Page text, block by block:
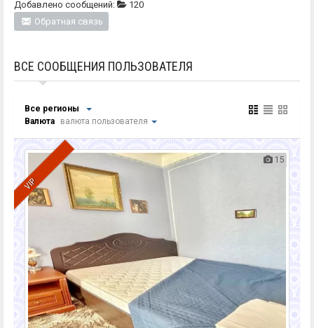
Добавлено сообщений:
120
Обратная связь
ВСЕ СООБЩЕНИЯ ПОЛЬЗОВАТЕЛЯ
Все регионы
Валюта
валюта пользователя
VIP
15